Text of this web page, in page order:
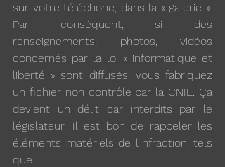
sur votre téléphone, dans la « galerie ».
Par conséquent, si des
renseignements, photos, vidéos
concernés par la loi « informatique et
liberté » sont diffusés, vous fabriquez
un fichier non contrôlé par la CNIL. Ça
devient un délit car interdits par le
législateur. Il est bon de rappeler les
éléments matériels de l’infraction, tels
que :